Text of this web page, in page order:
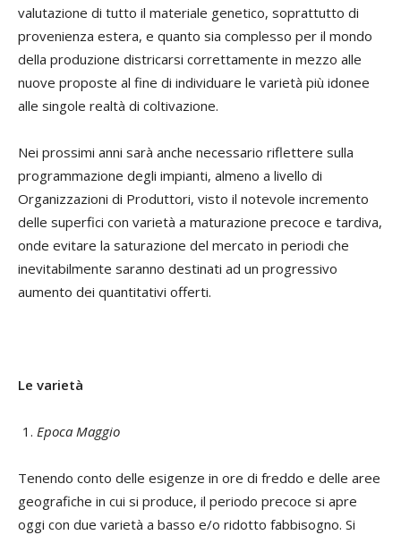
valutazione di tutto il materiale genetico, soprattutto di
provenienza estera, e quanto sia complesso per il mondo
della produzione districarsi correttamente in mezzo alle
nuove proposte al fine di individuare le varietà più idonee
alle singole realtà di coltivazione.
Nei prossimi anni sarà anche necessario riflettere sulla
programmazione degli impianti, almeno a livello di
Organizzazioni di Produttori, visto il notevole incremento
delle superfici con varietà a maturazione precoce e tardiva,
onde evitare la saturazione del mercato in periodi che
inevitabilmente saranno destinati ad un progressivo
aumento dei quantitativi offerti.
Le varietà
Epoca Maggio
Tenendo conto delle esigenze in ore di freddo e delle aree
geografiche in cui si produce, il periodo precoce si apre
oggi con due varietà a basso e/o ridotto fabbisogno. Si